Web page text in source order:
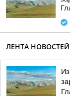
ЛЕНТА НОВОСТЕЙ